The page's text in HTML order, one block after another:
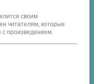
своим
читателям, которые
с произведением.